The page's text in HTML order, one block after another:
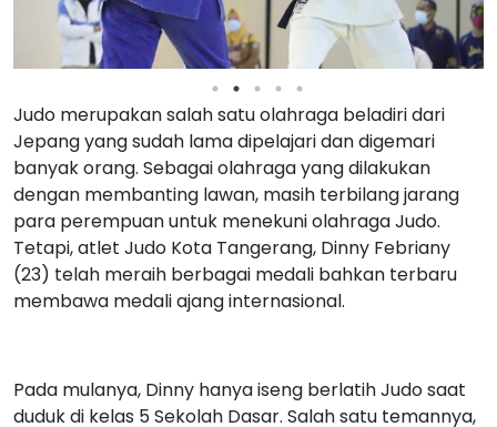
Judo merupakan salah satu olahraga beladiri dari
Jepang yang sudah lama dipelajari dan digemari
banyak orang. Sebagai olahraga yang dilakukan
dengan membanting lawan, masih terbilang jarang
para perempuan untuk menekuni olahraga Judo.
Tetapi, atlet Judo Kota Tangerang, Dinny Febriany
(23) telah meraih berbagai medali bahkan terbaru
membawa medali ajang internasional.
Pada mulanya, Dinny hanya iseng berlatih Judo saat
duduk di kelas 5 Sekolah Dasar. Salah satu temannya,